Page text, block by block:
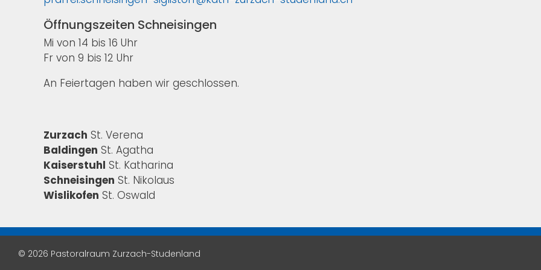
Öffnungszeiten Schneisingen
Mi von 14 bis 16 Uhr
Fr von 9 bis 12 Uhr
An Feiertagen haben wir geschlossen.
Zurzach St. Verena
Baldingen St. Agatha
Kaiserstuhl St. Katharina
Schneisingen St. Nikolaus
Wislikofen St. Oswald
© 2026 Pastoralraum Zurzach-Studenland